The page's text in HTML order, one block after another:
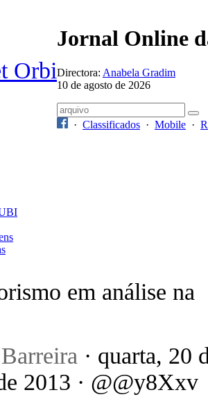
Jornal Online
Directora: Anabela Gradim
10 de agosto de 2026
· Classificados · Mobile ·
em análise na
· quarta, 20
2013 · @@y8Xxv